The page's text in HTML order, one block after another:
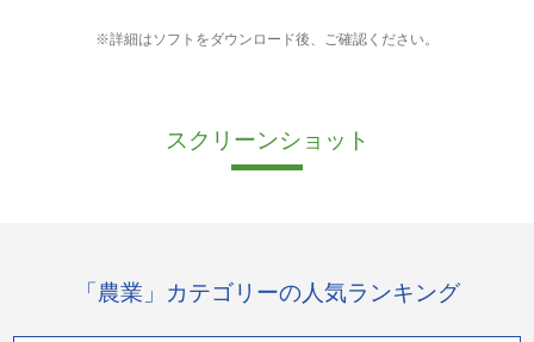
※詳細はソフトをダウンロード後、ご確認ください。
スクリーンショット
「農業」カテゴリーの人気ランキング